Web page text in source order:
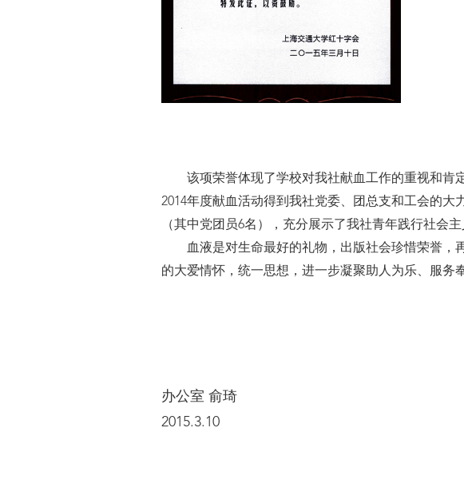
该项荣誉体现了学校对我社献血工作的重视和肯定
2014年度献血活动得到我社党委、团总支和工会的
（其中党团员6名），充分展示了我社青年践行社会
血液是对生命最好的礼物，出版社会珍惜荣誉，
的大爱情怀，统一思想，进一步凝聚助人为乐、服务
办公室 俞琦
2015.3.10